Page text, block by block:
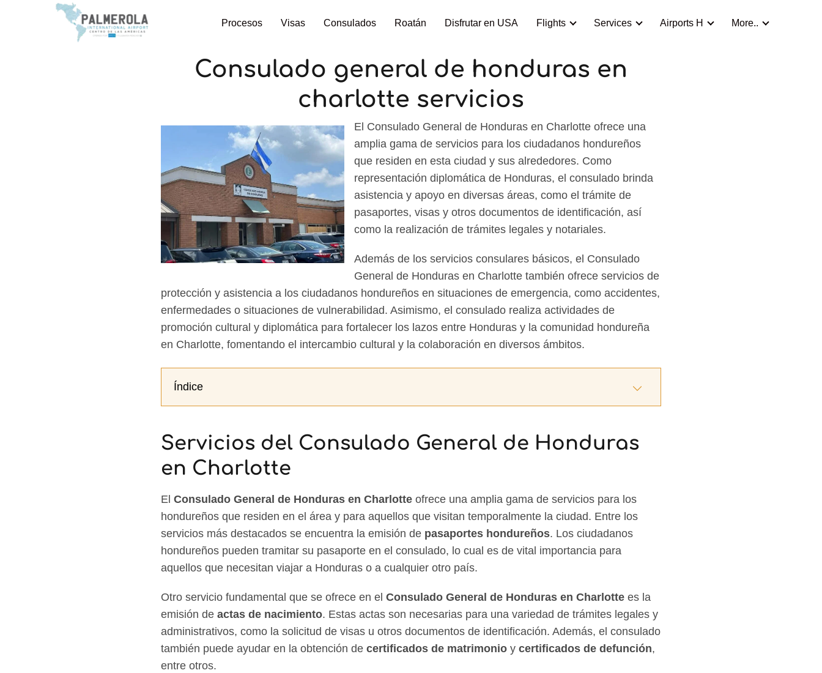
Procesos Visas Consulados Roatán Disfrutar en USA Flights Services Airports H More..
Consulado general de honduras en
charlotte servicios
El Consulado General de Honduras en Charlotte ofrece una
amplia gama de servicios para los ciudadanos hondureños
que residen en esta ciudad y sus alrededores. Como
representación diplomática de Honduras, el consulado brinda
asistencia y apoyo en diversas áreas, como el trámite de
pasaportes, visas y otros documentos de identificación, así
como la realización de trámites legales y notariales.
Además de los servicios consulares básicos, el Consulado
General de Honduras en Charlotte también ofrece servicios de
protección y asistencia a los ciudadanos hondureños en situaciones de emergencia, como accidentes,
enfermedades o situaciones de vulnerabilidad. Asimismo, el consulado realiza actividades de
promoción cultural y diplomática para fortalecer los lazos entre Honduras y la comunidad hondureña
en Charlotte, fomentando el intercambio cultural y la colaboración en diversos ámbitos.
Índice
Servicios del Consulado General de Honduras
en Charlotte
El Consulado General de Honduras en Charlotte ofrece una amplia gama de servicios para los
hondureños que residen en el área y para aquellos que visitan temporalmente la ciudad. Entre los
servicios más destacados se encuentra la emisión de pasaportes hondureños. Los ciudadanos
hondureños pueden tramitar su pasaporte en el consulado, lo cual es de vital importancia para
aquellos que necesitan viajar a Honduras o a cualquier otro país.
Otro servicio fundamental que se ofrece en el Consulado General de Honduras en Charlotte es la
emisión de actas de nacimiento. Estas actas son necesarias para una variedad de trámites legales y
administrativos, como la solicitud de visas u otros documentos de identificación. Además, el consulado
también puede ayudar en la obtención de certificados de matrimonio y certificados de defunción,
entre otros.